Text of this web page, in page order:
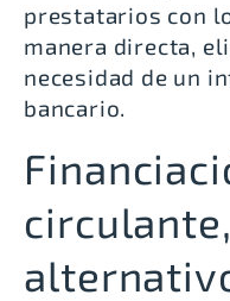
prestatarios con
manera directa,
necesidad de un
bancario.